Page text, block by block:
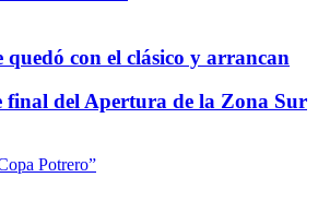
quedó con el clásico y arrancan
final del Apertura de la Zona Sur